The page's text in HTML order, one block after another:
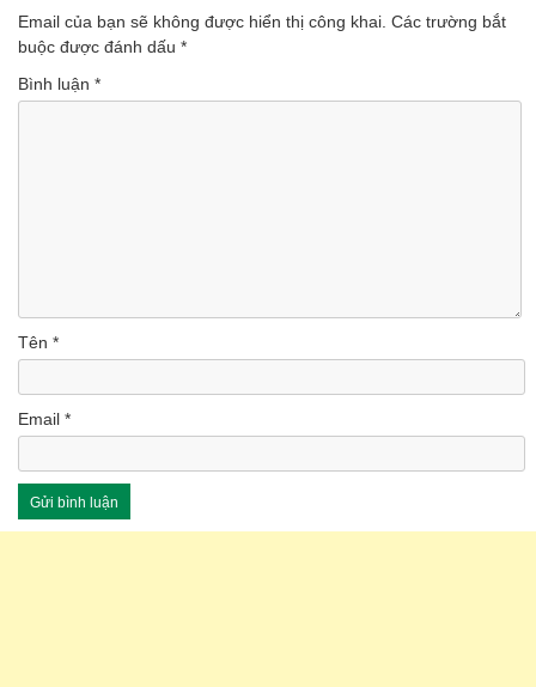
(Lượt nghe: 46)
Email của bạn sẽ không được hiển thị công khai. Các trường bắt
buộc được đánh dấu *
Bình luận *
Tên *
Email *